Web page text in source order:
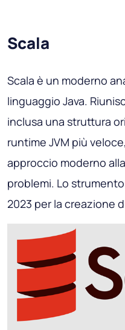
Scala
Scala è un moderno
linguaggio Java.
inclusa una struttura
runtime JVM più
approccio moderno
problemi. Lo
2023 per la creazione